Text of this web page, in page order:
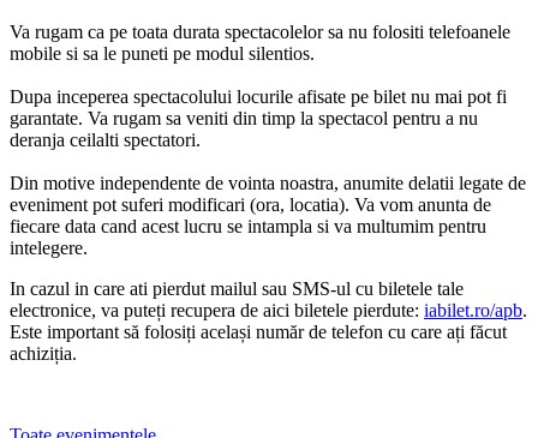
Va rugam ca pe toata durata spectacolelor sa nu folositi telefoanele
mobile si sa le puneti pe modul silentios.
Dupa inceperea spectacolului locurile afisate pe bilet nu mai pot fi
garantate. Va rugam sa veniti din timp la spectacol pentru a nu
deranja ceilalti spectatori.
Din motive independente de vointa noastra, anumite delatii legate de
eveniment pot suferi modificari (ora, locatia). Va vom anunta de
fiecare data cand acest lucru se intampla si va multumim pentru
intelegere.
In cazul in care ati pierdut mailul sau SMS-ul cu biletele tale
electronice, va puteți recupera de aici biletele pierdute: iabilet.ro/apb.
Este important să folosiți același număr de telefon cu care ați făcut
achiziția.